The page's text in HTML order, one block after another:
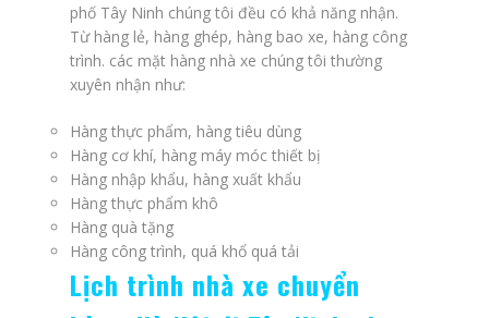
phố Tây Ninh chúng tôi đều có khả năng nhận.
Từ hàng lẻ, hàng ghép, hàng bao xe, hàng công
trình. các mặt hàng nhà xe chúng tôi thường
xuyên nhận như:
Hàng thực phẩm, hàng tiêu dùng
Hàng cơ khí, hàng máy móc thiết bị
Hàng nhập khẩu, hàng xuất khẩu
Hàng thực phẩm khô
Hàng quà tặng
Hàng công trình, quá khổ quá tải
Lịch trình nhà xe chuyển